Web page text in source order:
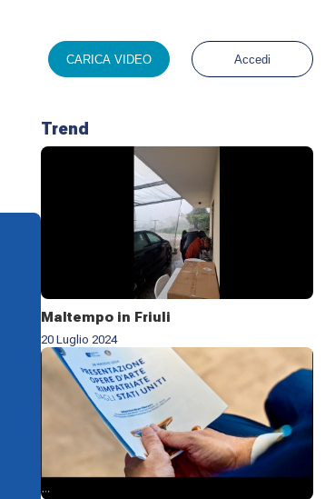
CARICA VIDEO Accedi
Trend
Maltempo in Friuli
20 Luglio 2024